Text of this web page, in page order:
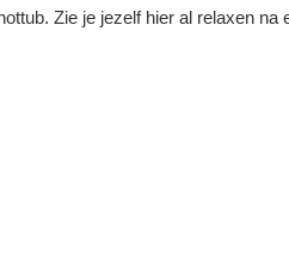
Zie je jezelf hier al relaxen na